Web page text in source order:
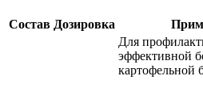
Состав Дозировка
Для
эффективной
картофельной